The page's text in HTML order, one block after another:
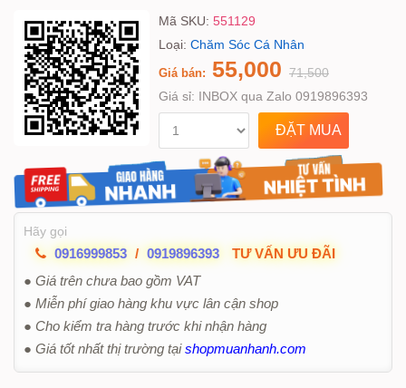
Mã SKU: 551129
Loại: Chăm Sóc Cá Nhân
Giá bán: 55,000 71,500
Giá sỉ: INBOX qua Zalo 0919896393
Hãy gọi
0916999853 / 0919896393
TƯ VẤN ƯU ĐÃI
● Giá trên chưa bao gồm VAT
● Miễn phí giao hàng khu vực lân cận shop
● Cho kiểm tra hàng trước khi nhận hàng
● Giá tốt nhất thị trường tạishopmuanhanh.com